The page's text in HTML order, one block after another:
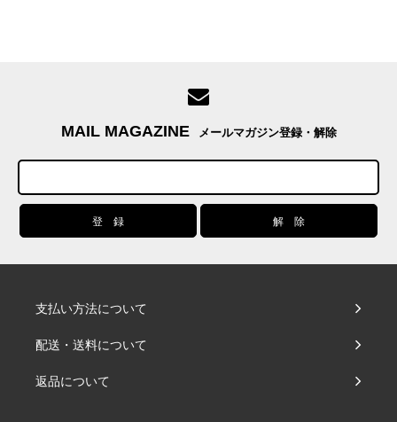
MAIL MAGAZINE メールマガジン登録・解除
支払い方法について
配送・送料について
返品について